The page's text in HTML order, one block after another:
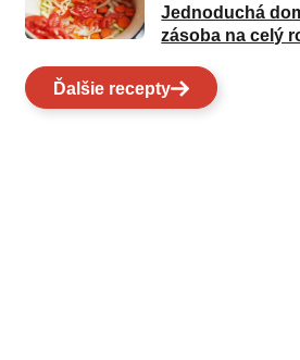
Jednoduchá
zásoba na celý
Ďalšie recepty